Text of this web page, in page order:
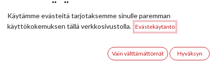
Hinta:
Lisää ostoskoriin
0
Toivelista
0173 PERÄKÄRRY VANNE ALCAR HOPEA
PERÄKÄRRY VANNE 4.5X13 4/100 ET30
224106
Käytämme evästeitä tarjotaksemme sinulle paremman
käyttökokemuksen tällä verkkosivustolla. Evästekäytäntö
Vain välttämättömät Hyväksyn